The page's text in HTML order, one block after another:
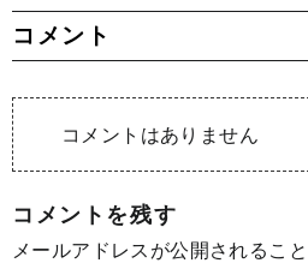
コメント
コメントはありません
コメントを残す
メールアドレスが公開されること